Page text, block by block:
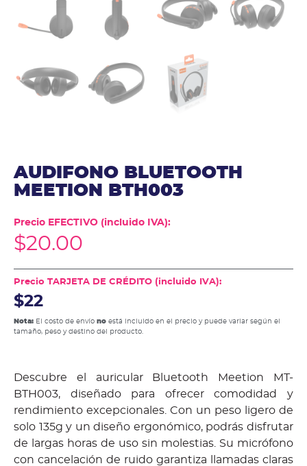
AUDIFONO BLUETOOTH
MEETION BTH003
Precio EFECTIVO (incluido IVA):
$20.00
Precio TARJETA DE CRÉDITO (incluido IVA):
$22
Nota: El costo de envío no está incluido en el precio y puede variar según el
tamaño, peso y destino del producto.
Descubre el auricular Bluetooth Meetion MT-
BTH003, diseñado para ofrecer comodidad y
rendimiento excepcionales. Con un peso ligero de
solo 135g y un diseño ergonómico, podrás disfrutar
de largas horas de uso sin molestias. Su micrófono
con cancelación de ruido garantiza llamadas claras